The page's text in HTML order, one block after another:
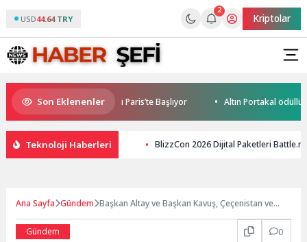
USD44.64 TRY
2
Kriptolar
Son Eklenenler
World Cup Heyecanı Paris’te Başlıyor Altın Portakal ödüllü
Teknoloji Haberleri BlizzCon 2026 Dijital Paketleri
Ana Sayfa Gündem Başkan Altay ve Başkan Kavuş, Çeçenistan ve
Gündem
0